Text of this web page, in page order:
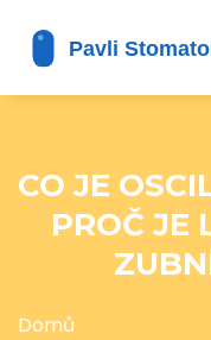
CO JE
PROČ JE
Domů